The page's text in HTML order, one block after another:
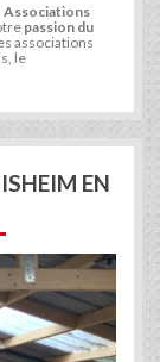
Associations
passion du
associations
le
EN